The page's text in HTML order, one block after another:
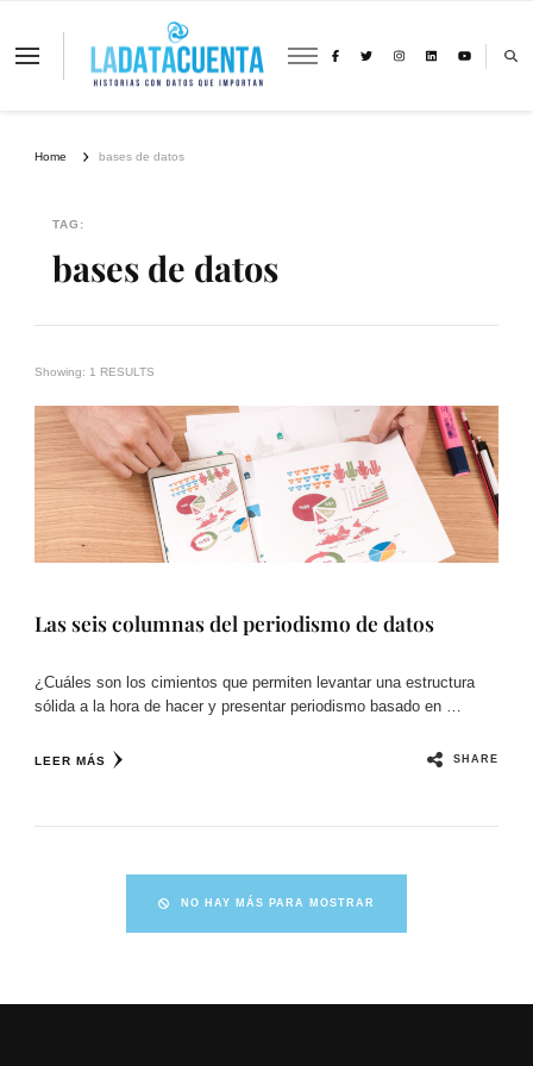
La Data Cuenta es una plataforma
Home bases de datos
TAG:
bases de datos
Showing: 1 RESULTS
Las seis columnas del periodismo de datos
¿Cuáles son los cimientos que permiten levantar una estructura
sólida a la hora de hacer y presentar periodismo basado en …
LEER MÁS SHARE
NO HAY MÁS PARA MOSTRAR